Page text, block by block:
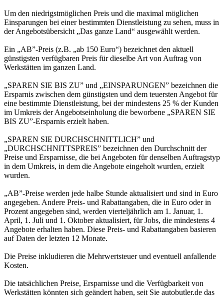
Um den niedrigstmöglichen Preis und die maximal möglichen
Einsparungen bei einer bestimmten Dienstleistung zu sehen, muss in
der Angebotsübersicht „Das ganze Land“ ausgewählt werden.
Ein „AB”-Preis (z.B. „ab 150 Euro“) bezeichnet den aktuell
günstigsten verfügbaren Preis für dieselbe Art von Auftrag von
Werkstätten im ganzen Land.
„SPAREN SIE BIS ZU” und „EINSPARUNGEN” bezeichnen die
Ersparnis zwischen dem günstigsten und dem teuersten Angebot für
eine bestimmte Dienstleistung, bei der mindestens 25 % der Kunden
im Umkreis der Angebotseinholung die beworbene „SPAREN SIE
BIS ZU”-Ersparnis erzielt haben.
„SPAREN SIE DURCHSCHNITTLICH” und
„DURCHSCHNITTSPREIS” bezeichnen den Durchschnitt der
Preise und Ersparnisse, die bei Angeboten für denselben Auftragstyp
in dem Umkreis, in dem die Angebote eingeholt wurden, erzielt
wurden.
„AB”-Preise werden jede halbe Stunde aktualisiert und sind in Euro
angegeben. Andere Preis- und Rabattangaben, die in Euro oder in
Prozent angegeben sind, werden vierteljährlich am 1. Januar, 1.
April, 1. Juli und 1. Oktober aktualisiert, für Jobs, die mindestens 4
Angebote erhalten haben. Diese Preis- und Rabattangaben basieren
auf Daten der letzten 12 Monate.
Die Preise inkludieren die Mehrwertsteuer und eventuell anfallende
Kosten.
Die tatsächlichen Preise, Ersparnisse und die Verfügbarkeit von
Werkstätten könnten sich geändert haben, seit Sie autobutler.de das